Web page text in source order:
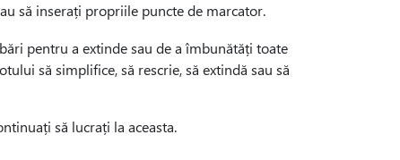
să inserați propriile puncte de marcator.
pentru a extinde sau de a îmbunătăți toate
să simplifice, să rescrie, să extindă sau să
să lucrați la aceasta.